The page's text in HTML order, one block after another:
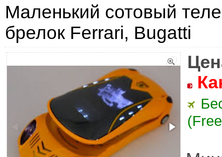
Маленький сотовый
брелок Ferrari, Bugatti